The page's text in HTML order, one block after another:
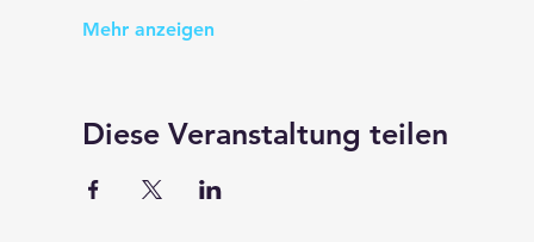
Mehr anzeigen
Diese Veranstaltung teilen